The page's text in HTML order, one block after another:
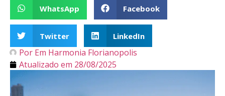
WhatsApp Facebook
Twitter LinkedIn
Por Em Harmonia Florianopolis
Atualizado em 28/08/2025